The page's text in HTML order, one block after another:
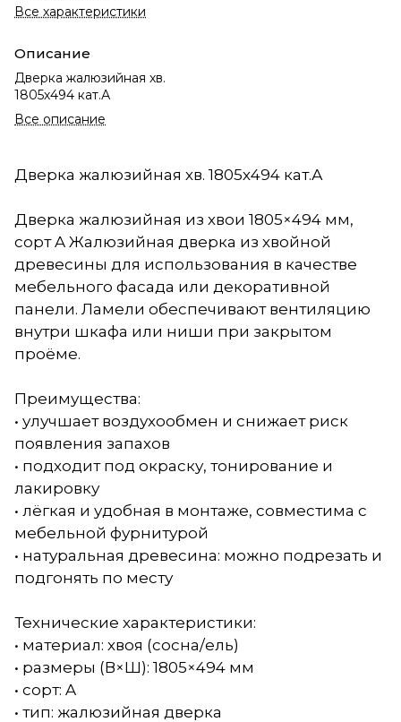
Все характеристики
Описание
Дверка жалюзийная хв.
1805х494 кат.А
Все описание
Дверка жалюзийная хв. 1805х494 кат.А
Дверка жалюзийная из хвои 1805×494 мм,
сорт A Жалюзийная дверка из хвойной
древесины для использования в качестве
мебельного фасада или декоративной
панели. Ламели обеспечивают вентиляцию
внутри шкафа или ниши при закрытом
проёме.
Преимущества:
• улучшает воздухообмен и снижает риск
появления запахов
• подходит под окраску, тонирование и
лакировку
• лёгкая и удобная в монтаже, совместима с
мебельной фурнитурой
• натуральная древесина: можно подрезать и
подгонять по месту
Технические характеристики:
• материал: хвоя (сосна/ель)
• размеры (В×Ш): 1805×494 мм
• сорт: A
• тип: жалюзийная дверка